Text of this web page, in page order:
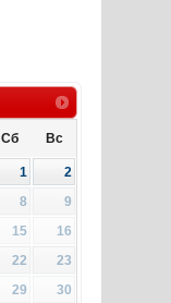
Сб Вс
1
2
8
9
15
16
22
23
29
30